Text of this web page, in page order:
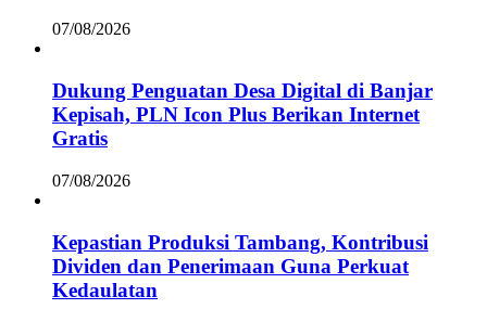
07/08/2026
Dukung Penguatan Desa Digital di Banjar
Kepisah, PLN Icon Plus Berikan Internet
Gratis
07/08/2026
Kepastian Produksi Tambang, Kontribusi
Dividen dan Penerimaan Guna Perkuat
Kedaulatan